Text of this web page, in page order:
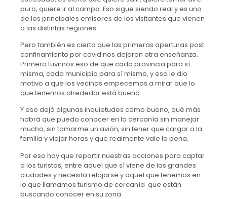
puro, quiere ir al campo. Eso sigue siendo real y es uno
de los principales emisores de los visitantes que vienen
a las distintas regiones.
Pero también es cierto que las primeras aperturas post
confinamiento por covid nos dejaron otra enseñanza.
Primero tuvimos eso de que cada provincia para sí
misma, cada municipio para sí mismo, y eso le dio
motivo a que los vecinos empecemos a mirar que lo
que tenemos alrededor está bueno.
Y eso dejó algunas inquietudes como bueno, qué más
habrá que puedo conocer en la cercanía sin manejar
mucho, sin tomarme un avión, sin tener que cargar a la
familia y viajar horas y que realmente vale la pena.
Por eso hay que repartir nuestras acciones para captar
a los turistas, entre aquel que sí viene de las grandes
ciudades y necesita relajarse y aquel que tenemos en
lo que llamamos turismo de cercanía que están
buscando conocer en su zona.